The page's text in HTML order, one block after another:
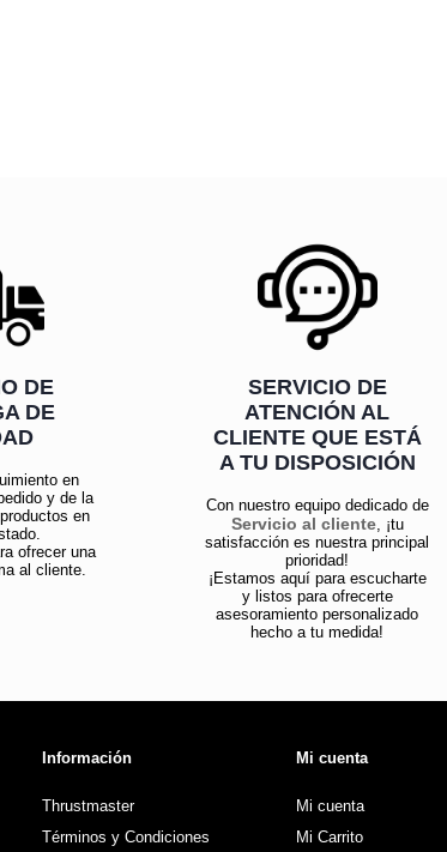
DE
DE
en
y de la
en
ofrecer una
al cliente.
SERVICIO DE
ATENCIÓN AL
CLIENTE QUE ESTÁ
A TU DISPOSICIÓN
Con nuestro equipo dedicado de
Servicio al cliente, ¡tu
satisfacción es nuestra principal
prioridad!
¡Estamos aquí para escucharte
y listos para ofrecerte
asesoramiento personalizado
hecho a tu medida!
Información
Thrustmaster
Términos y Condiciones
Mi cuenta
Mi cuenta
Mi Carrito